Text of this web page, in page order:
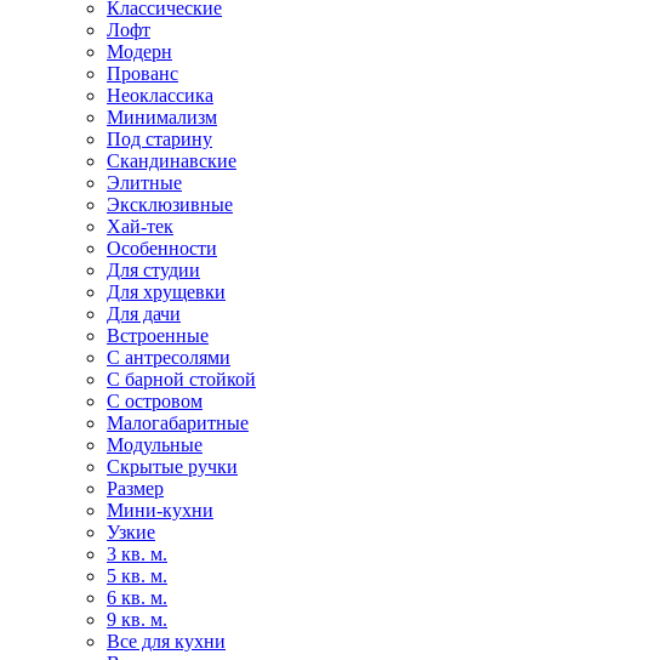
Классические
Лофт
Модерн
Прованс
Неоклассика
Минимализм
Под старину
Скандинавские
Элитные
Эксклюзивные
Хай-тек
Особенности
Для студии
Для хрущевки
Для дачи
Встроенные
С антресолями
С барной стойкой
С островом
Малогабаритные
Модульные
Скрытые ручки
Размер
Мини-кухни
Узкие
3 кв. м.
5 кв. м.
6 кв. м.
9 кв. м.
Все для кухни